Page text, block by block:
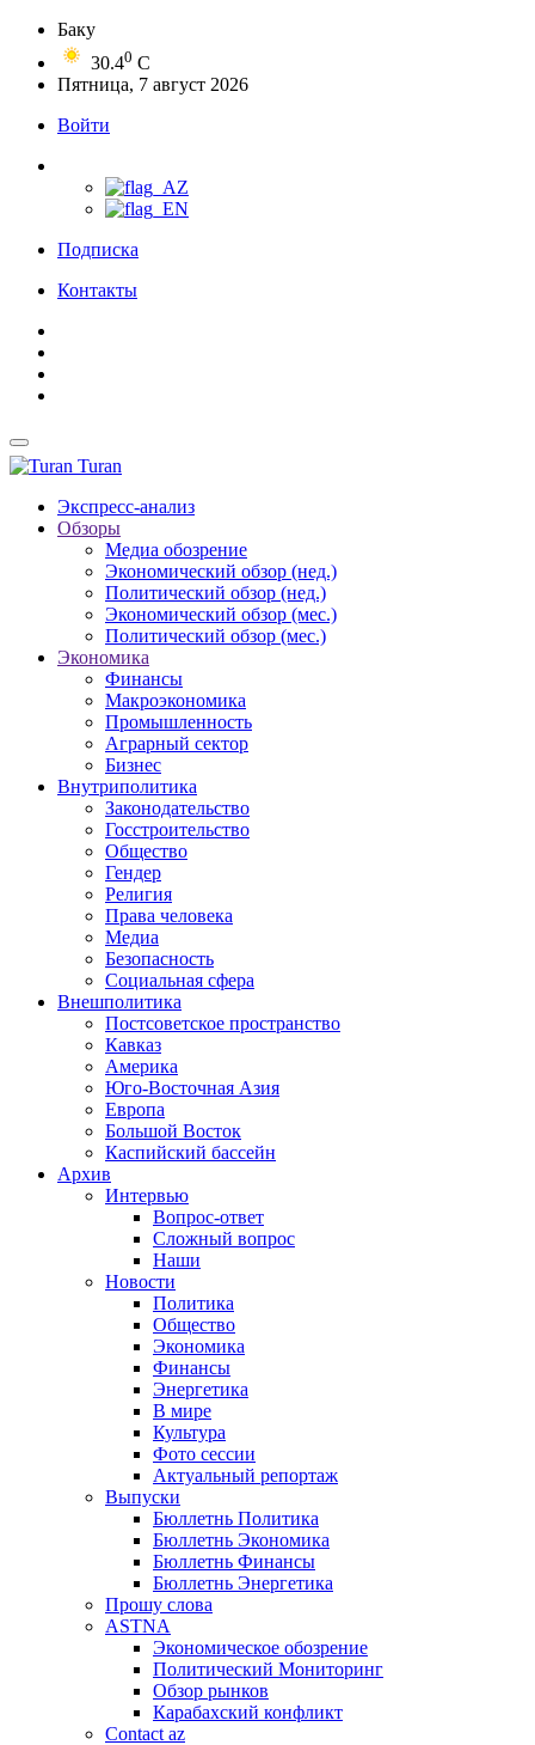
Баку
30.40 C
Пятница, 7 август 2026
Войти
Подписка
Контакты
Turan
Экспресс-анализ
Обзоры
Медиа обозрение
Экономический обзор (нед.)
Политический обзор (нед.)
Экономический обзор (мес.)
Политический обзор (мес.)
Экономика
Финансы
Макроэкономика
Промышленность
Аграрный сектор
Бизнес
Внутриполитика
Законодательство
Госстроительство
Общество
Гендер
Религия
Права человека
Медиа
Безопасность
Социальная сфера
Внешполитика
Постсоветское пространство
Кавказ
Америка
Юго-Восточная Азия
Европа
Большой Восток
Каспийский бассейн
Архив
Интервью
Вопрос-ответ
Сложный вопрос
Наши
Новости
Политика
Общество
Экономика
Финансы
Энергетика
В мире
Культура
Фото сессии
Актуальный репортаж
Выпуски
Бюллетнь Политика
Бюллетнь Экономика
Бюллетнь Финансы
Бюллетнь Энергетика
Прошу слова
ASTNA
Экономическое обозрение
Политический Мониторинг
Обзор рынков
Карабахский конфликт
Contact az